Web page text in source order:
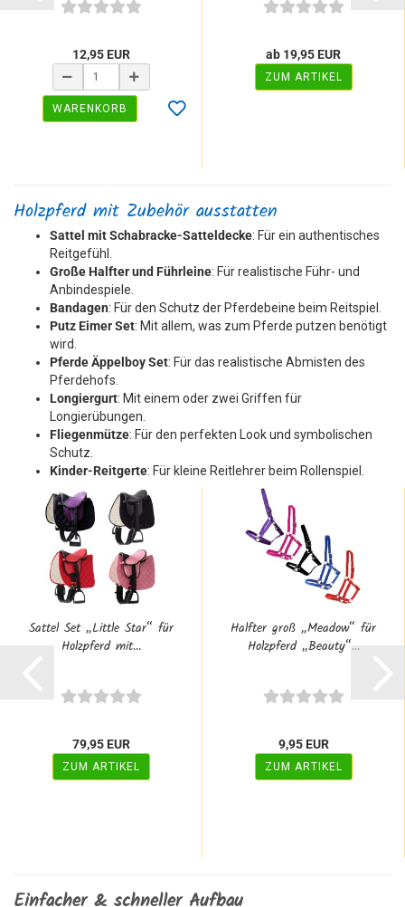
12,95 EUR
WARENKORB
ab 19,95 EUR
ZUM ARTIKEL
Holzpferd mit Zubehör ausstatten
Sattel mit Schabracke-Satteldecke: Für ein authentisches
Reitgefühl.
Große Halfter und Führleine: Für realistische Führ- und
Anbindespiele.
Bandagen: Für den Schutz der Pferdebeine beim Reitspiel.
Putz Eimer Set: Mit allem, was zum Pferde putzen benötigt
wird.
Pferde Äppelboy Set: Für das realistische Abmisten des
Pferdehofs.
Longiergurt: Mit einem oder zwei Griffen für
Longierübungen.
Fliegenmütze: Für den perfekten Look und symbolischen
Schutz.
Kinder-Reitgerte: Für kleine Reitlehrer beim Rollenspiel.
Sattel Set „Little Star“ für
Holzpferd mit...
79,95 EUR
ZUM ARTIKEL
Halfter groß „Meadow“ für
Holzpferd „Beauty“...
9,95 EUR
ZUM ARTIKEL